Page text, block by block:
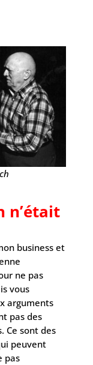
n’était
business et
ne pas
vous
arguments
pas des
Ce sont des
peuvent
pas